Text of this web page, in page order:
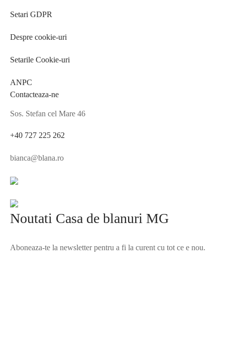
Setari GDPR
Despre cookie-uri
Setarile Cookie-uri
ANPC
Contacteaza-ne
Sos. Stefan cel Mare 46
+40 727 225 262
bianca@blana.ro
Noutati Casa de blanuri MG
Aboneaza-te la newsletter pentru a fi la curent cu tot ce e nou.